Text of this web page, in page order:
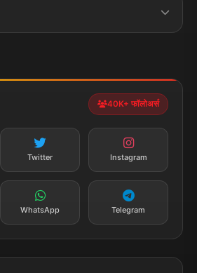
झारखण्ड
40K+ फॉलोअर्स
Twitter Instagram
WhatsApp Telegram